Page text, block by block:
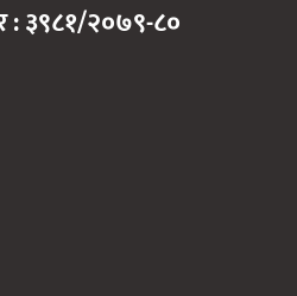
: ३९८१/२०७९-८०